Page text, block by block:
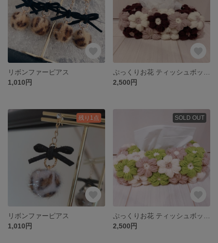
リボンファーピアス
1,010円
2,500円
残り1点
リボンファーピアス
1,010円
SOLD OUT
2,500円